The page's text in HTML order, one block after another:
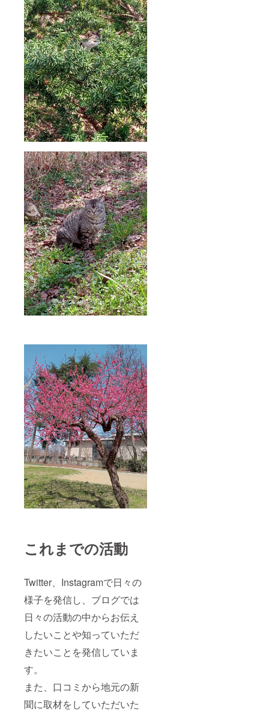
これまでの活動
Twitter、Instagramで日々の
様子を発信し、ブログでは
日々の活動の中からお伝え
したいことや知っていただ
きたいことを発信していま
す。
また、口コミから地元の新
聞に取材をしていただいた